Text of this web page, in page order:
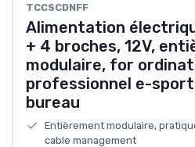
TCCSCDNFF
Alimentation
+ 4 broches, 12V,
modulaire, for
professionnel e-
bureau
Entièrement modulaire,
cable management